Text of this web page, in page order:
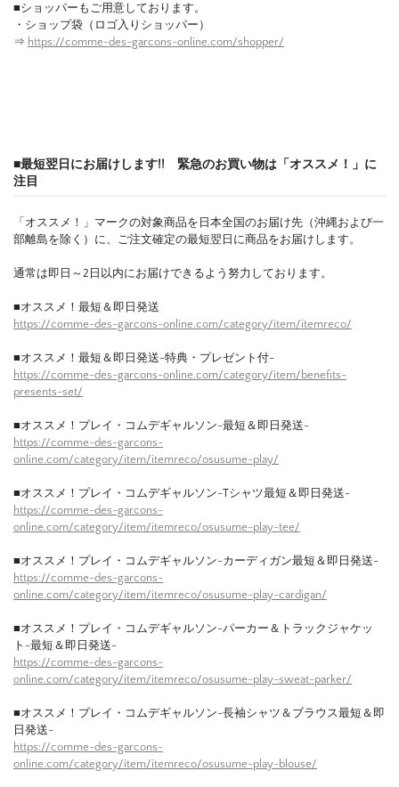
■ショッパーもご用意しております。
・ショップ袋（ロゴ入りショッパー）
⇒ https://comme-des-garcons-online.com/shopper/
■最短翌日にお届けします!! 緊急のお買い物は「オススメ！」に
注目
「オススメ！」マークの対象商品を日本全国のお届け先（沖縄および一
部離島を除く）に、ご注文確定の最短翌日に商品をお届けします。
通常は即日～2日以内にお届けできるよう努力しております。
■オススメ！最短＆即日発送
https://comme-des-garcons-online.com/category/item/itemreco/
■オススメ！最短＆即日発送-特典・プレゼント付-
https://comme-des-garcons-online.com/category/item/benefits-
presents-set/
■オススメ！プレイ・コムデギャルソン-最短＆即日発送-
https://comme-des-garcons-
online.com/category/item/itemreco/osusume-play/
■オススメ！プレイ・コムデギャルソン-Tシャツ最短＆即日発送-
https://comme-des-garcons-
online.com/category/item/itemreco/osusume-play-tee/
■オススメ！プレイ・コムデギャルソン-カーディガン最短＆即日発送-
https://comme-des-garcons-
online.com/category/item/itemreco/osusume-play-cardigan/
■オススメ！プレイ・コムデギャルソン-パーカー＆トラックジャケッ
ト-最短＆即日発送-
https://comme-des-garcons-
online.com/category/item/itemreco/osusume-play-sweat-parker/
■オススメ！プレイ・コムデギャルソン-長袖シャツ＆ブラウス最短＆即
日発送-
https://comme-des-garcons-
online.com/category/item/itemreco/osusume-play-blouse/